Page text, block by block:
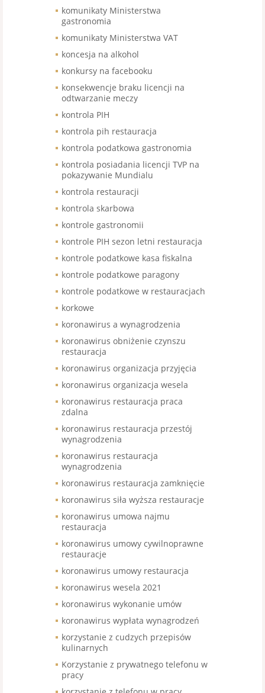
komunikaty Ministerstwa
gastronomia
komunikaty Ministerstwa VAT
koncesja na alkohol
konkursy na facebooku
konsekwencje braku licencji na
odtwarzanie meczy
kontrola PIH
kontrola pih restauracja
kontrola podatkowa gastronomia
kontrola posiadania licencji TVP na
pokazywanie Mundialu
kontrola restauracji
kontrola skarbowa
kontrole gastronomii
kontrole PIH sezon letni restauracja
kontrole podatkowe kasa fiskalna
kontrole podatkowe paragony
kontrole podatkowe w restauracjach
korkowe
koronawirus a wynagrodzenia
koronawirus obniżenie czynszu
restauracja
koronawirus organizacja przyjęcia
koronawirus organizacja wesela
koronawirus restauracja praca
zdalna
koronawirus restauracja przestój
wynagrodzenia
koronawirus restauracja
wynagrodzenia
koronawirus restauracja zamknięcie
koronawirus siła wyższa restauracje
koronawirus umowa najmu
restauracja
koronawirus umowy cywilnoprawne
restauracje
koronawirus umowy restauracja
koronawirus wesela 2021
koronawirus wykonanie umów
koronawirus wypłata wynagrodzeń
korzystanie z cudzych przepisów
kulinarnych
Korzystanie z prywatnego telefonu w
pracy